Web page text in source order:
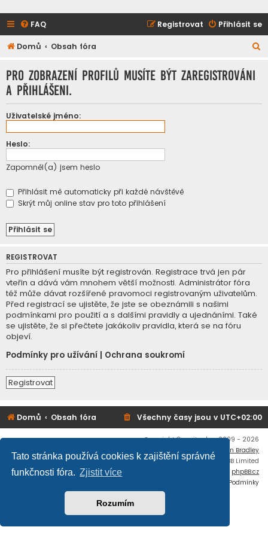
Tato stránka používá cookies k zajištění správné
funkčnosti fóra. Zjistit více
Rozumím
FAQ Přihlásit se
Registrovat
Domů Obsah fóra
Pro zobrazení profilů musíte být zaregistrováni
a přihlášeni.
Uživatelské jméno:
Heslo:
Zapomněl(a) jsem heslo
Přihlásit mě automaticky při každé návštěvě
Skrýt můj online stav pro toto přihlášení
REGISTROVAT
Pro přihlášení musíte být registrován. Registrace trvá jen pár
vteřin a dává vám mnohem větší možnosti. Administrátor fóra
též může dávat rozšířené pravomoci registrovaným uživatelům.
Před registrací se ujistěte, že jste se obeznámili s našimi
podmínkami pro použití a s dalšími pravidly a ujednáními. Také
se ujistěte, že si přečtete jakákoliv pravidla, která se na fóru
objeví.
Podmínky pro užívání
Ochrana soukromí
Registrovat
Domů Obsah fóra Všechny časy jsou v UTC+02:00
Copyright © mujtank.cz 2009 - 2026
Flat Style by
Ian Bradley
Založeno naphpBB® Forum Software © phpBB Limited
phpBB.cz
Podmínky